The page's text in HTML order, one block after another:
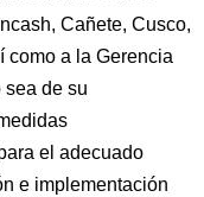
Cañete, Cusco,
como a la Gerencia
de su
el adecuado
e implementación